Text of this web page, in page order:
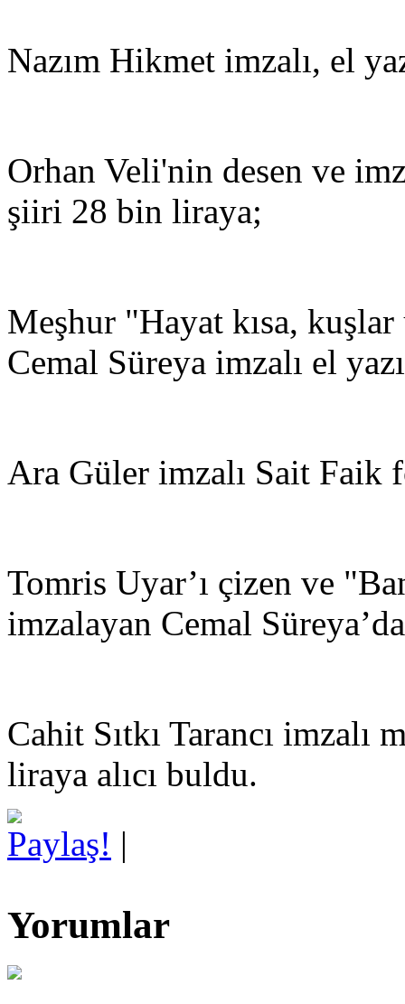
Nazım Hikmet imzalı, el
Orhan Veli'nin desen ve
şiiri 28 bin liraya;
Meşhur "Hayat kısa,
Cemal Süreya imzalı el
Ara Güler imzalı Sait Faik
Tomris Uyar’ı çizen ve
imzalayan Cemal
Cahit Sıtkı Tarancı
liraya alıcı buldu.
Paylaş! |
Yorumlar